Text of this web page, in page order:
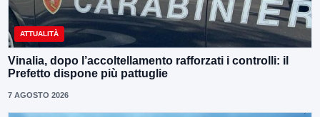
ATTUALITÀ
Vinalia, dopo l’accoltellamento rafforzati i controlli: il
Prefetto dispone più pattuglie
7 AGOSTO 2026